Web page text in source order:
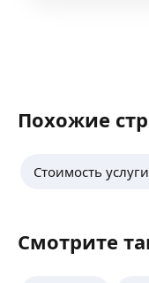
Похожие
Стоимость
Смотрите